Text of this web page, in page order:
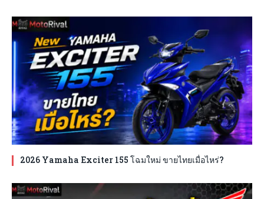
2026 Yamaha Exciter 155 โฉมใหม่ ขายไทยเมื่อไหร่?